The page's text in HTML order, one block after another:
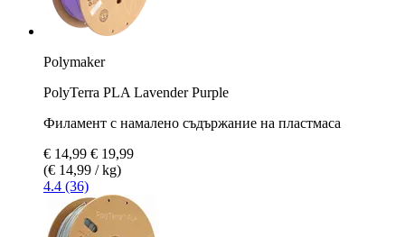
Polymaker
PolyTerra PLA Lavender Purple
Филамент с намалено съдържание на пластмаса
€ 14,99 € 19,99
(€ 14,99 / kg)
4.4 (36)